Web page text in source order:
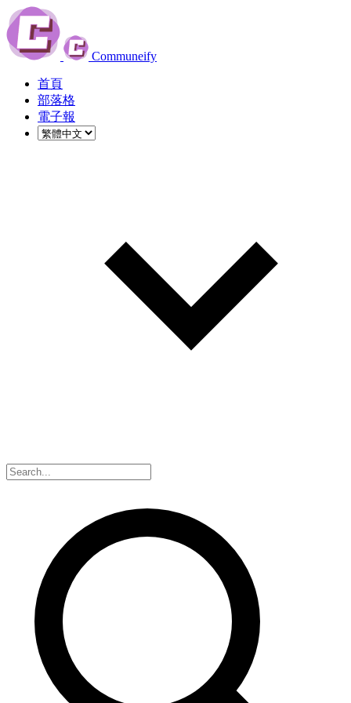
Communeify
首頁
部落格
電子報